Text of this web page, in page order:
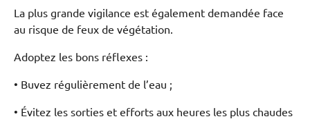
La plus grande vigilance est également demandée face
au risque de feux de végétation.
Adoptez les bons réflexes :
• Buvez régulièrement de l’eau ;
• Évitez les sorties et efforts aux heures les plus chaudes